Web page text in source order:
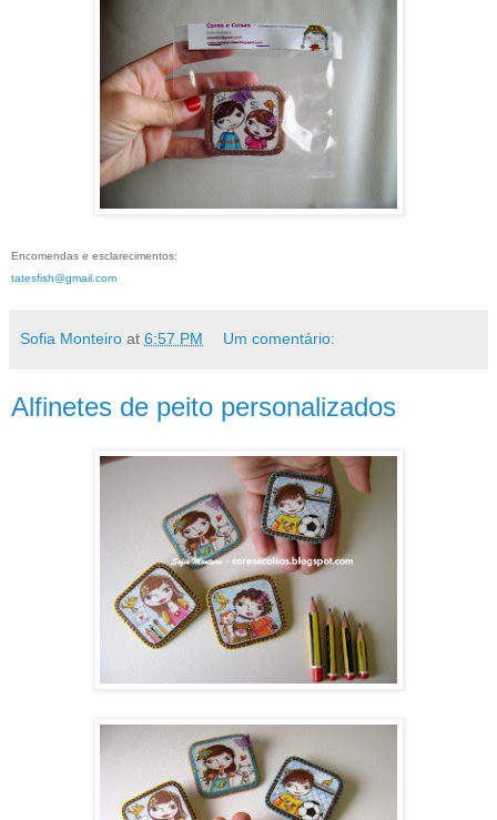
Encomendas e esclarecimentos:
tatesfish@gmail.com
Sofia Monteiro at 6:57 PM Um comentário:
Alfinetes de peito personalizados